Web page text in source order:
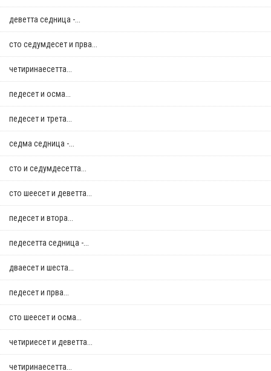
деветта седница -...
сто седумдесет и прва...
четиринаесетта...
педесет и осма...
педесет и трета...
седма седница -...
сто и седумдесетта...
сто шеесет и деветта...
педесет и втора...
педесетта седница -...
дваесет и шеста...
педесет и прва...
сто шеесет и осма...
четириесет и деветта...
четиринаесетта...